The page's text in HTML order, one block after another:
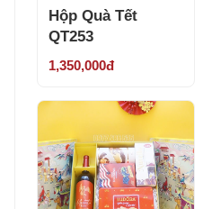
Hộp Quà Tết
QT253
1,350,000đ